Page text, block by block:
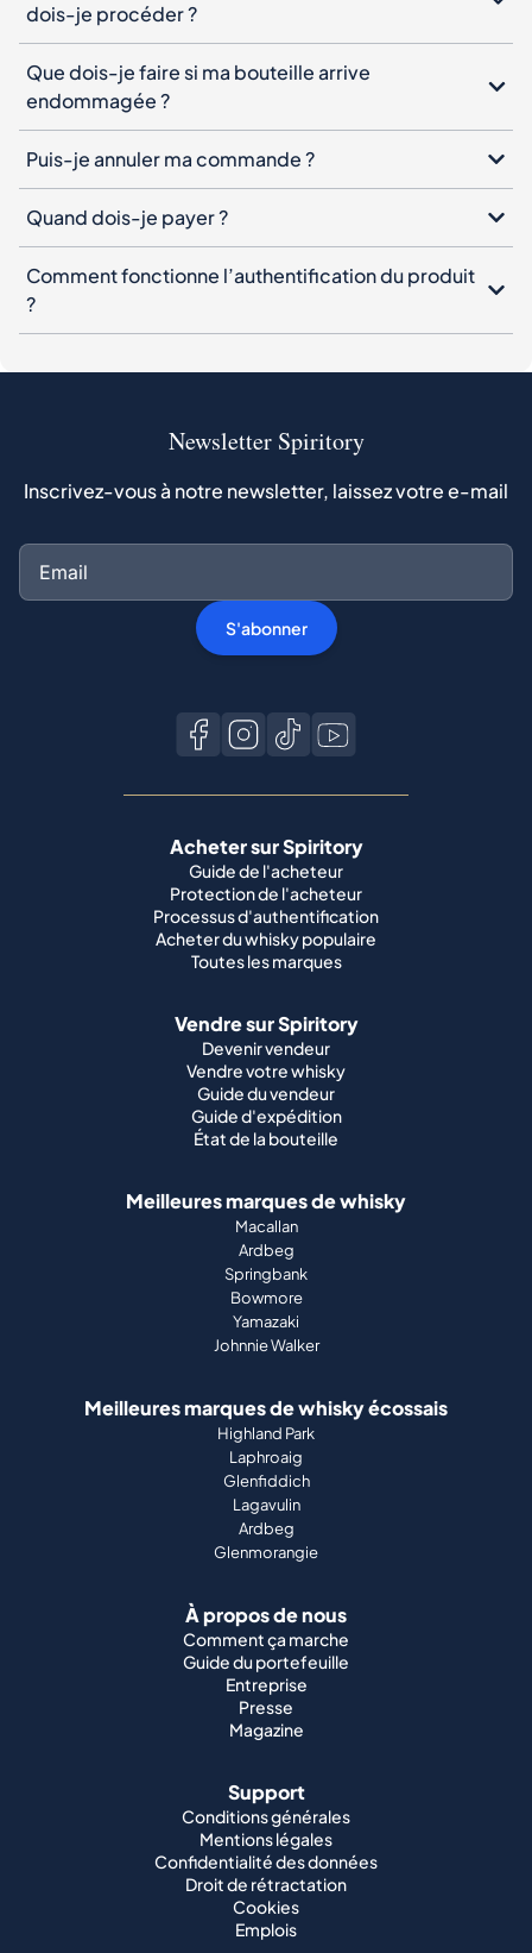
dois-je procéder ?
Que dois-je faire si ma bouteille arrive
endommagée ?
Puis-je annuler ma commande ?
Quand dois-je payer ?
Comment fonctionne l’authentification du produit
?
Newsletter Spiritory
Inscrivez-vous à notre newsletter, laissez votre e-mail
S'abonner
Acheter sur Spiritory
Guide de l'acheteur
Protection de l'acheteur
Processus d'authentification
Acheter du whisky populaire
Toutes les marques
Vendre sur Spiritory
Devenir vendeur
Vendre votre whisky
Guide du vendeur
Guide d'expédition
État de la bouteille
Meilleures marques de whisky
Macallan
Ardbeg
Springbank
Bowmore
Yamazaki
Johnnie Walker
Meilleures marques de whisky écossais
Highland Park
Laphroaig
Glenfiddich
Lagavulin
Ardbeg
Glenmorangie
À propos de nous
Comment ça marche
Guide du portefeuille
Entreprise
Presse
Magazine
Support
Conditions générales
Mentions légales
Confidentialité des données
Droit de rétractation
Cookies
Emplois